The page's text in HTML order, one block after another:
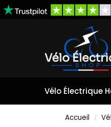
Vélo Électrique
Accueil /